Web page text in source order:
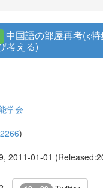
中国語の部屋再考(<
考える)
学会
)
2011-01-01